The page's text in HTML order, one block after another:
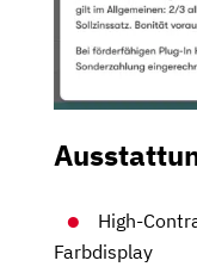
High-
Farbdisplay